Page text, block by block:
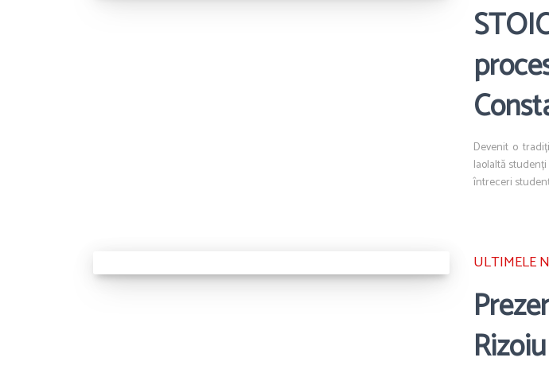
Devenit o
laolaltă
întreceri
ULTIMELE